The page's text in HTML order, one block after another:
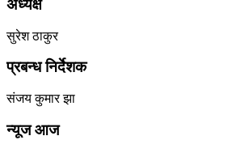
अध्यक्ष
सुरेश ठाकुर
प्रबन्ध निर्देशक
संजय कुमार झा
न्यूज आज